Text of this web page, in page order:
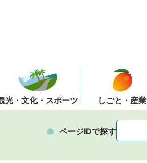
光・文化・スポーツ しごと・産業
ページIDで探す